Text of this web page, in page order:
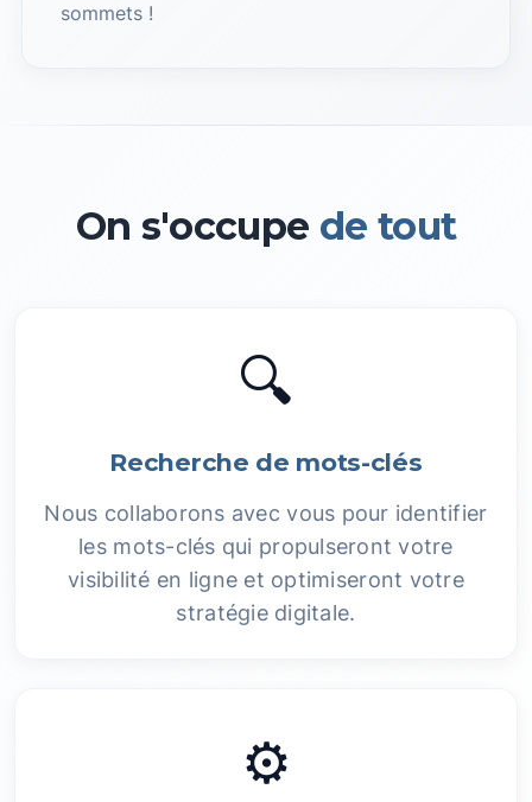
sommets !
On s'occupe de tout
🔍
Recherche de mots-clés
Nous collaborons avec vous pour identifier
les mots-clés qui propulseront votre
visibilité en ligne et optimiseront votre
stratégie digitale.
⚙️